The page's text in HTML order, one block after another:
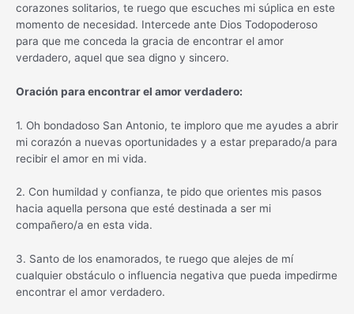
corazones solitarios, te ruego que escuches mi súplica en este
momento de necesidad. Intercede ante Dios Todopoderoso
para que me conceda la gracia de encontrar el amor
verdadero, aquel que sea digno y sincero.
Oración para encontrar el amor verdadero:
1. Oh bondadoso San Antonio, te imploro que me ayudes a abrir
mi corazón a nuevas oportunidades y a estar preparado/a para
recibir el amor en mi vida.
2. Con humildad y confianza, te pido que orientes mis pasos
hacia aquella persona que esté destinada a ser mi
compañero/a en esta vida.
3. Santo de los enamorados, te ruego que alejes de mí
cualquier obstáculo o influencia negativa que pueda impedirme
encontrar el amor verdadero.